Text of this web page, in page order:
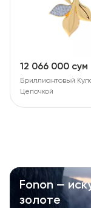
12 066 000 сум
Бриллиантовый
Цепочкой
Fonon —
золоте